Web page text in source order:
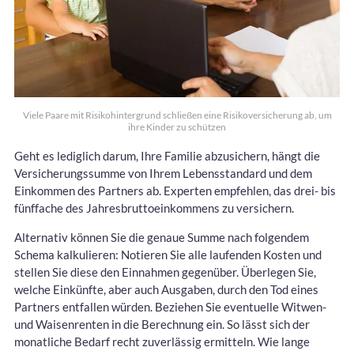
Viele Paare mit Risikohintergrund schließen eine Risikoversicherung ab, um
ihre Kinder zu schützen
Geht es lediglich darum, Ihre Familie abzusichern, hängt die
Versicherungssumme von Ihrem Lebensstandard und dem
Einkommen des Partners ab. Experten empfehlen, das drei- bis
fünffache des Jahresbruttoeinkommens zu versichern.
Alternativ können Sie die genaue Summe nach folgendem
Schema kalkulieren: Notieren Sie alle laufenden Kosten und
stellen Sie diese den Einnahmen gegenüber. Überlegen Sie,
welche Einkünfte, aber auch Ausgaben, durch den Tod eines
Partners entfallen würden. Beziehen Sie eventuelle Witwen-
und Waisenrenten in die Berechnung ein. So lässt sich der
monatliche Bedarf recht zuverlässig ermitteln. Wie lange